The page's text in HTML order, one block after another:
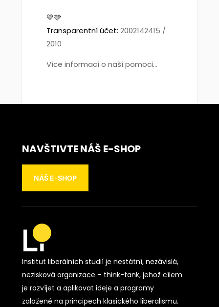
💛🩵
Transparentní účet: 2002142415 /
2010
Více informací o naší pomoci...
NAVŠTIVTE NÁŠ E-SHOP
NÁŠ E-SHOP
Institut liberálních studií je nestátní, nezávislá,
nezisková organizace – think-tank, jehož cílem
je rozvíjet a aplikovat ideje a programy
založené na principech klasického liberalismu.